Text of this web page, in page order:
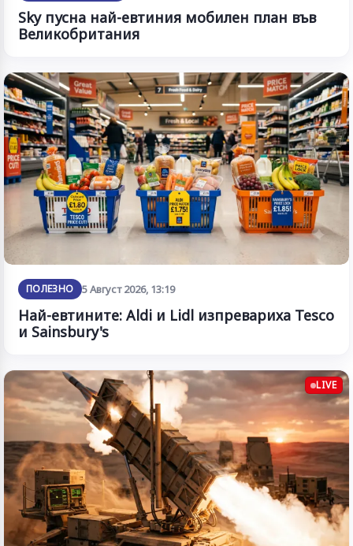
Sky пусна най-евтиния мобилен план във
Великобритания
ПОЛЕЗНО 5 Август 2026, 13:19
Най-евтините: Aldi и Lidl изпревариха Tesco
и Sainsbury's
LIVE